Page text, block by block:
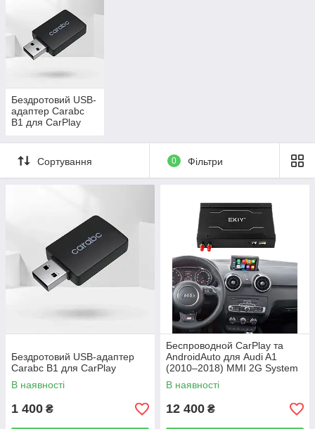
Бездротовий USB-
адаптер Carabc
B1 для CarPlay
Сортування 0 Фільтри
Бездротовий USB-адаптер
Carabc B1 для CarPlay
В наявності
1 400 ₴
Беспроводной CarPlay та
AndroidAuto для Audi A1
(2010–2018) MMI 2G System
В наявності
12 400 ₴